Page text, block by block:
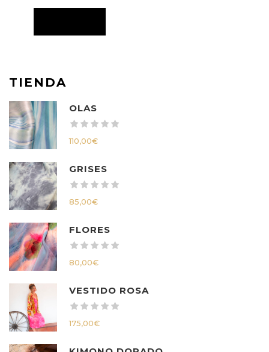
TIENDA
OLAS
110,00€
GRISES
85,00€
FLORES
80,00€
VESTIDO ROSA
175,00€